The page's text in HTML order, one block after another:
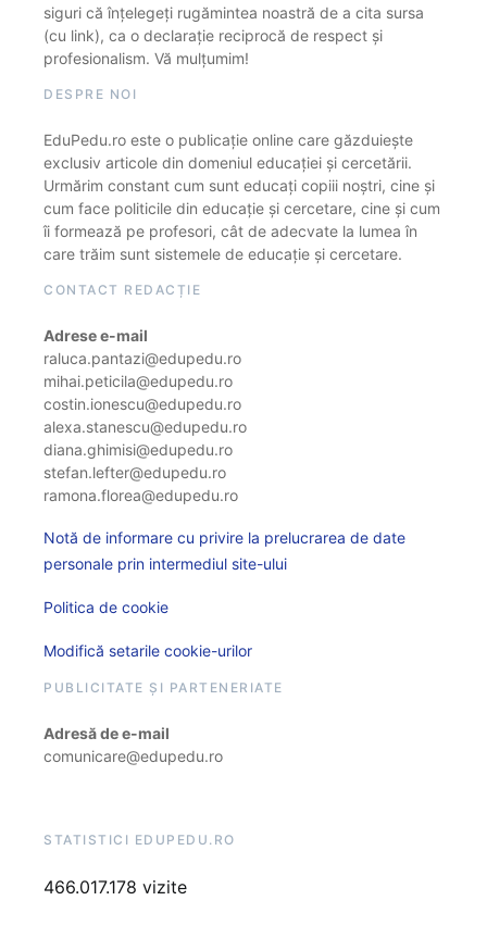
siguri că înțelegeți rugămintea noastră de a cita sursa
(cu link), ca o declarație reciprocă de respect și
profesionalism. Vă mulțumim!
DESPRE NOI
EduPedu.ro este o publicație online care găzduiește
exclusiv articole din domeniul educației și cercetării.
Urmărim constant cum sunt educați copiii noștri, cine și
cum face politicile din educație și cercetare, cine și cum
îi formează pe profesori, cât de adecvate la lumea în
care trăim sunt sistemele de educație și cercetare.
CONTACT REDACȚIE
Adrese e-mail
raluca.pantazi@edupedu.ro
mihai.peticila@edupedu.ro
costin.ionescu@edupedu.ro
alexa.stanescu@edupedu.ro
diana.ghimisi@edupedu.ro
stefan.lefter@edupedu.ro
ramona.florea@edupedu.ro
Notă de informare cu privire la prelucrarea de date
personale prin intermediul site-ului
Politica de cookie
Modifică setarile cookie-urilor
PUBLICITATE ȘI PARTENERIATE
Adresă de e-mail
comunicare@edupedu.ro
STATISTICI EDUPEDU.RO
466.017.178 vizite